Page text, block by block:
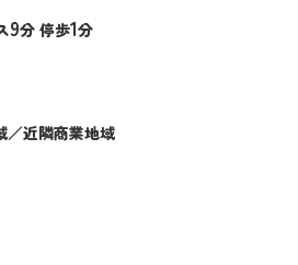
9分 停歩1分
／近隣商業地域